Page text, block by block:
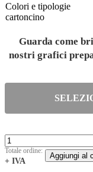
Colori e tipologie
cartoncino
Guarda come
nostri grafici
Totale ordine:
+ IVA
Aggiungi al